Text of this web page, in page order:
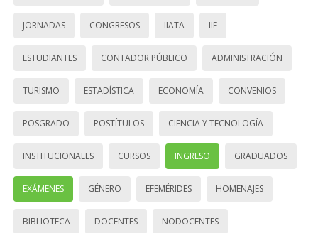
JORNADAS CONGRESOS IIATA IIE
ESTUDIANTES CONTADOR PÚBLICO ADMINISTRACIÓN
TURISMO ESTADÍSTICA ECONOMÍA CONVENIOS
POSGRADO POSTÍTULOS CIENCIA Y TECNOLOGÍA
INSTITUCIONALES CURSOS INGRESO GRADUADOS
EXÁMENES GÉNERO EFEMÉRIDES HOMENAJES
BIBLIOTECA DOCENTES NODOCENTES